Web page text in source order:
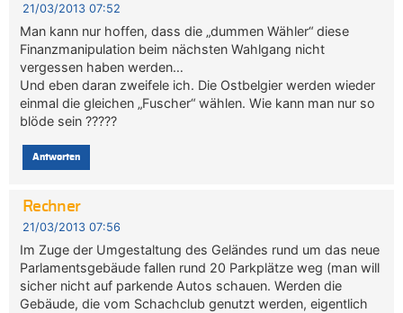
21/03/2013 07:52
Man kann nur hoffen, dass die „dummen Wähler“ diese
Finanzmanipulation beim nächsten Wahlgang nicht
vergessen haben werden…
Und eben daran zweifele ich. Die Ostbelgier werden wieder
einmal die gleichen „Fuscher“ wählen. Wie kann man nur so
blöde sein ?????
Antworten
Rechner
21/03/2013 07:56
Im Zuge der Umgestaltung des Geländes rund um das neue
Parlamentsgebäude fallen rund 20 Parkplätze weg (man will
sicher nicht auf parkende Autos schauen. Werden die
Gebäude, die vom Schachclub genutzt werden, eigentlich